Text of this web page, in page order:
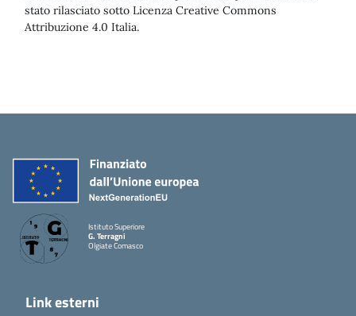
stato rilasciato sotto Licenza Creative Commons
Attribuzione 4.0 Italia.
Istituto Superiore
G. Terragni
Olgiate Comasco
Link esterni